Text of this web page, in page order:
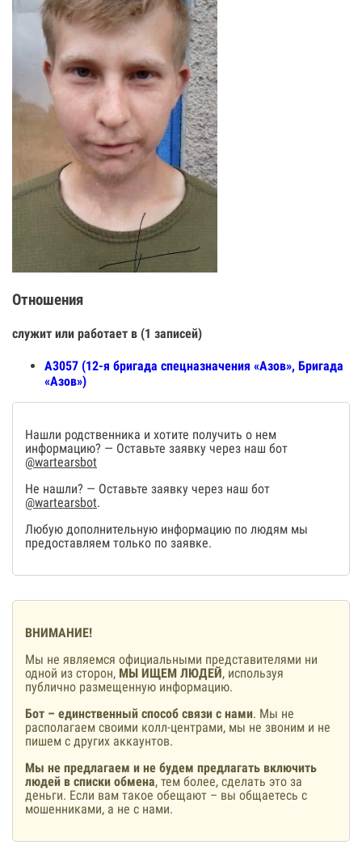
Отношения
служит или работает в (1 записей)
А3057 (12-я бригада спецназначения «Азов», Бригада
«Азов»)
Нашли родственника и хотите получить о нем
информацию? — Оставьте заявку через наш бот
@wartearsbot
Не нашли? — Оставьте заявку через наш бот
@wartearsbot.
Любую дополнительную информацию по людям мы
предоставляем только по заявке.
ВНИМАНИЕ!
Мы не являемся официальными представителями ни
одной из сторон, МЫ ИЩЕМ ЛЮДЕЙ, используя
публично размещенную информацию.
Бот – единственный способ связи с нами. Мы не
располагаем своими колл-центрами, мы не звоним и не
пишем с других аккаунтов.
Мы не предлагаем и не будем предлагать включить
людей в списки обмена, тем более, сделать это за
деньги. Если вам такое обещают – вы общаетесь с
мошенниками, а не с нами.